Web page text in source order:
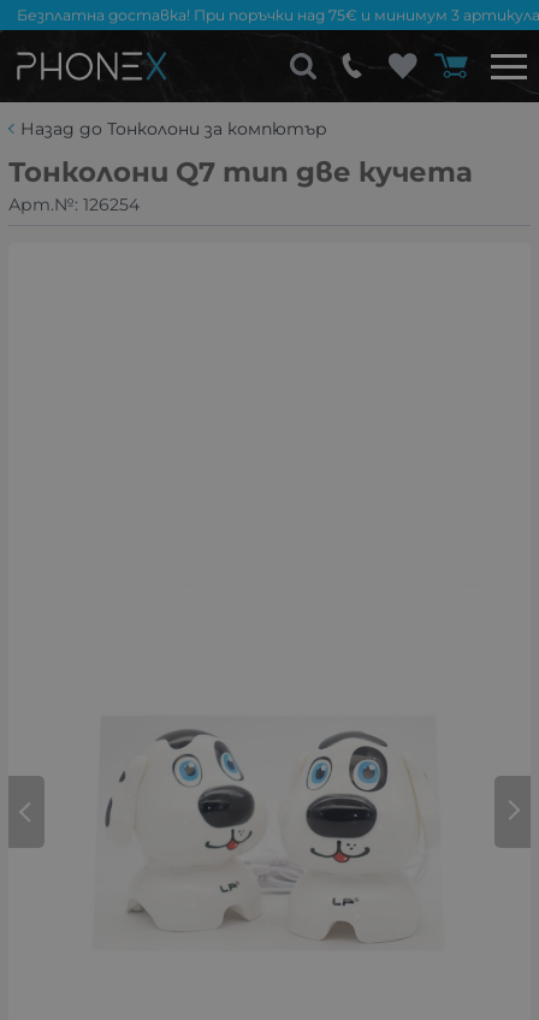
Безплатна доставка! При поръчки над 75€ и минимум 3
Назад до Тонколони за компютър
Тонколони Q7 тип две кучета
Арт.№: 126254